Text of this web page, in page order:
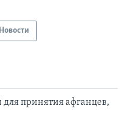
Новости
для принятия афганцев,